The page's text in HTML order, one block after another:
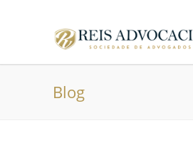
Blog